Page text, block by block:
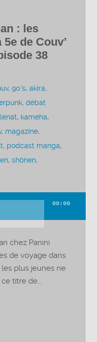
: les
de Couv’
38
,90's,akira,
,débat
, kaméha,
, magazine,
, podcast manga,
,shônen,
00:00
chez Panini
de voyage dans
plus jeunes ne
titre de...